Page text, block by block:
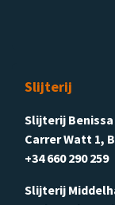
Slijterij
Slijterij Benissa
Carrer Watt 1,
+34 660 290 259
Slijterij